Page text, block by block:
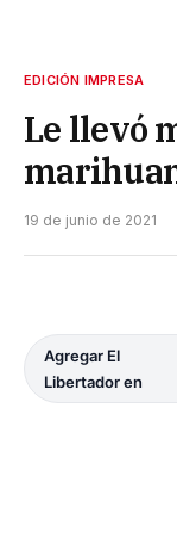
EDICIÓN IMPRESA
Le llevó
19 de junio de 2021
Agregar El
Libertador en